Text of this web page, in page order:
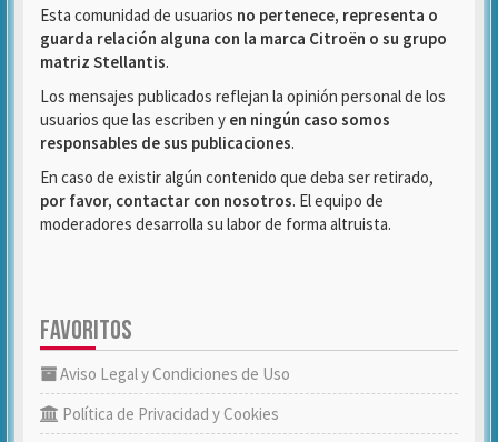
Esta comunidad de usuarios no pertenece, representa o
guarda relación alguna con la marca Citroën o su grupo
matriz Stellantis.
Los mensajes publicados reflejan la opinión personal de los
usuarios que las escriben y en ningún caso somos
responsables de sus publicaciones.
En caso de existir algún contenido que deba ser retirado,
por favor, contactar con nosotros. El equipo de
moderadores desarrolla su labor de forma altruista.
FAVORITOS
Aviso Legal y Condiciones de Uso
Política de Privacidad y Cookies